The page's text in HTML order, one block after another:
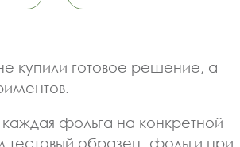
купили готовое решение, а
фольга на конкретной
тестовый образец, фольги при